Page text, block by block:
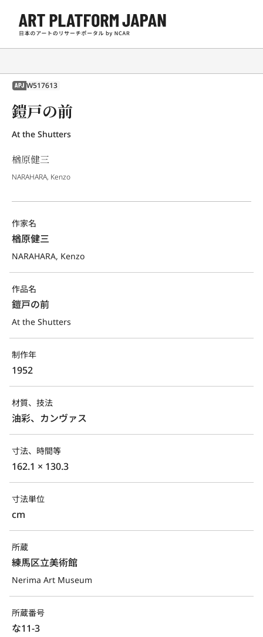
APJ W517613
鎧戸の前
At the Shutters
楢原健三
NARAHARA, Kenzo
作家名
楢原健三
NARAHARA, Kenzo
作品名
鎧戸の前
At the Shutters
制作年
1952
材質、技法
油彩、カンヴァス
寸法、時間等
162.1 × 130.3
寸法単位
cm
所蔵
練馬区立美術館
Nerima Art Museum
所蔵番号
な11-3